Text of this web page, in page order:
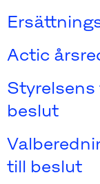
Actic
beslut
till beslut